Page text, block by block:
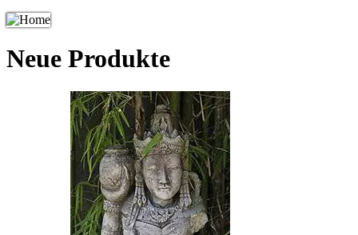
Neue Produkte